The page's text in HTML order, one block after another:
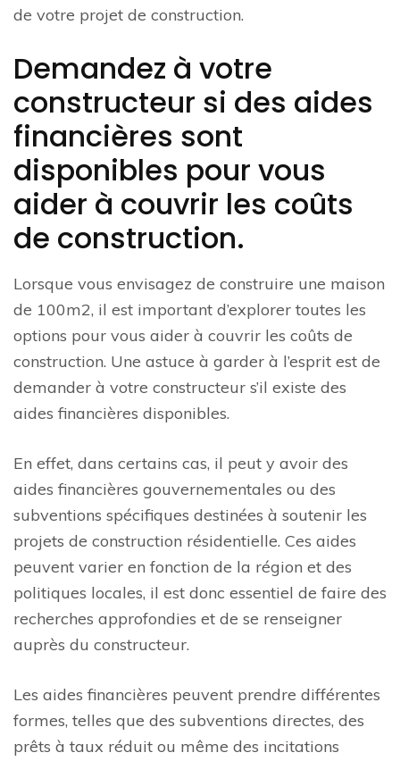
de votre projet de construction.
Demandez à votre
constructeur si des aides
financières sont
disponibles pour vous
aider à couvrir les coûts
de construction.
Lorsque vous envisagez de construire une maison
de 100m2, il est important d’explorer toutes les
options pour vous aider à couvrir les coûts de
construction. Une astuce à garder à l’esprit est de
demander à votre constructeur s’il existe des
aides financières disponibles.
En effet, dans certains cas, il peut y avoir des
aides financières gouvernementales ou des
subventions spécifiques destinées à soutenir les
projets de construction résidentielle. Ces aides
peuvent varier en fonction de la région et des
politiques locales, il est donc essentiel de faire des
recherches approfondies et de se renseigner
auprès du constructeur.
Les aides financières peuvent prendre différentes
formes, telles que des subventions directes, des
prêts à taux réduit ou même des incitations